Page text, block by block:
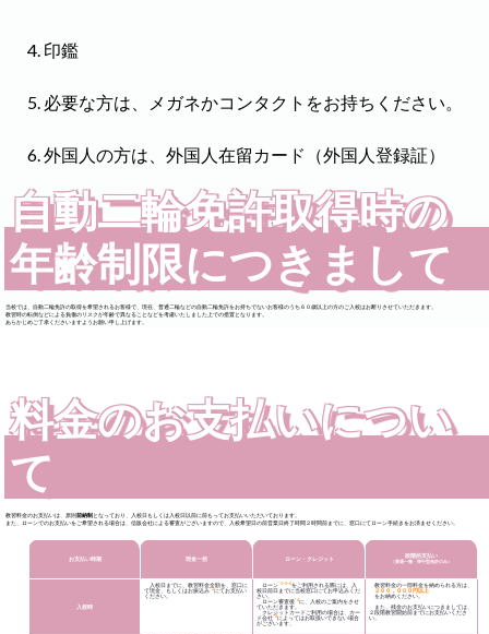
印鑑
必要な方は、メガネかコンタクトをお持ちください。
外国人の方は、外国人在留カード（外国人登録証）
自動二輪免許取得時の
年齢制限につきまして
当校では、自動二輪免許の取得を希望されるお客様で、現在、普通二輪などの自動二輪免許をお持ちでないお客様のうち６０歳以上の方のご入校はお断りさせていただきます。
教習時の転倒などによる負傷のリスクが年齢で異なることなどを考慮いたしました上での措置となります。
あらかじめご了承くださいますようお願い申し上げます。
料金のお支払いについ
て
教習料金のお支払いは、原則前納制となっており、入校日もしくは入校日以前に前もってお支払いいただいております。
また、ローンでのお支払いをご希望される場合は、信販会社による審査がございますので、入校希望日の前営業日終了時間２時間前までに、窓口にてローン手続きをお済ませください。
お支払い時期 現金一括 ローン・クレジット 段階的支払い
（普通一種・準中型免許のみ）
入校時
入校日までに、教習料金全額を、窓口に
て現金、もしくはお振込み*2にてお支払い
ください。
ローン*3･5･6をご利用される際には、入
校日前日までに当校窓口にてお申込みくだ
さい。
ローン審査後*4に、入校のご案内をさせ
ていただきます。
クレジットカードご利用の場合は、カー
ド会社*8によってはお取扱いできない場合
がございます。
教習料金の一部料金を納められる方は、
２００，０００円以上
をお納めください。
また、残金のお支払いにつきましては、
２段階教習開始前までにお支払いくださ
い。